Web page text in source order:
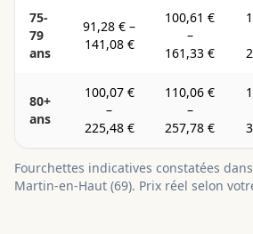
75-
79
ans
91,28 € –
141,08 €
100,61 €
–
161,33 €
80+
ans
100,07 €
–
225,48 €
110,06 €
–
257,78 €
Fourchettes indicatives constatées
Martin-en-Haut (69). Prix réel selon